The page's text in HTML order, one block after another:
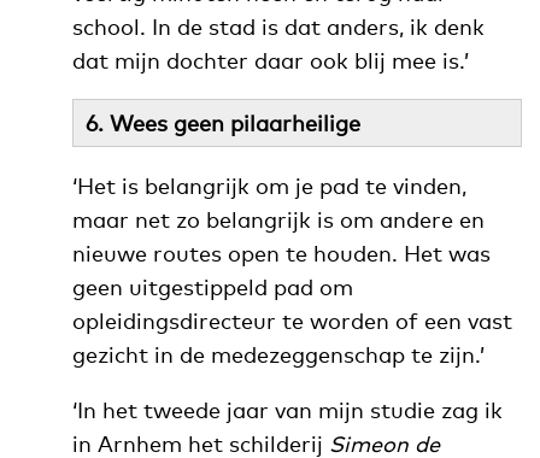
school. In de stad is dat anders, ik denk
dat mijn dochter daar ook blij mee is.’
6. Wees geen pilaarheilige
‘Het is belangrijk om je pad te vinden,
maar net zo belangrijk is om andere en
nieuwe routes open te houden. Het was
geen uitgestippeld pad om
opleidingsdirecteur te worden of een vast
gezicht in de medezeggenschap te zijn.’
‘In het tweede jaar van mijn studie zag ik
in Arnhem het schilderij Simeon de